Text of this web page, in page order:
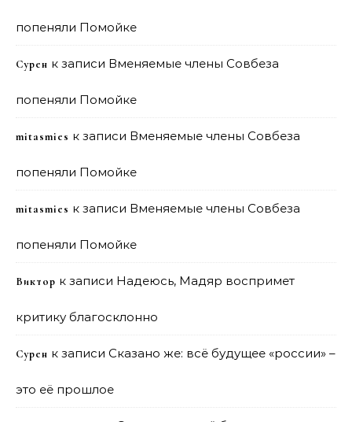
попеняли Помойке
Сурен к записи Вменяемые члены Совбеза
попеняли Помойке
mitasmies к записи Вменяемые члены Совбеза
попеняли Помойке
mitasmies к записи Вменяемые члены Совбеза
попеняли Помойке
Виктор к записи Надеюсь, Мадяр воспримет
критику благосклонно
Сурен к записи Сказано же: всё будущее «россии» –
это её прошлое